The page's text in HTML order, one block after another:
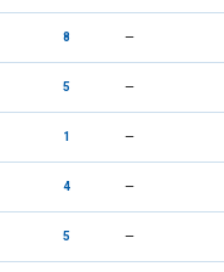
8 —
5 —
1 —
4 —
5 —